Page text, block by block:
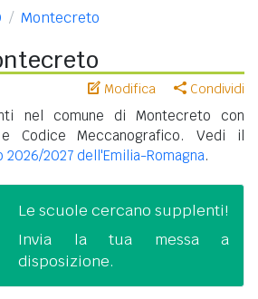
Montecreto
Modifica Condividi
nel comune di Montecreto con
Codice Meccanografico. Vedi il
2027 dell'Emilia-Romagna.
Le scuole cercano supplenti!
Invia la tua messa a
disposizione.